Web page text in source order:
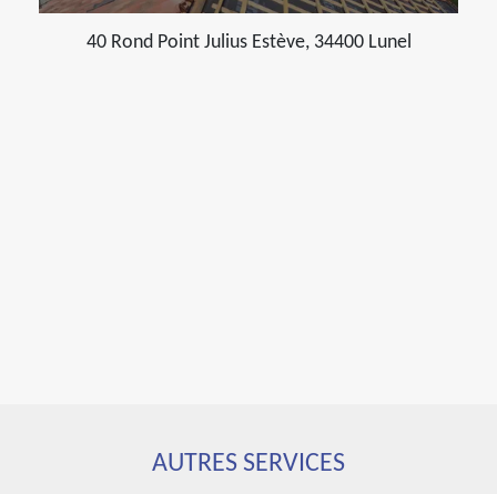
40 Rond Point Julius Estève, 34400 Lunel
AUTRES SERVICES